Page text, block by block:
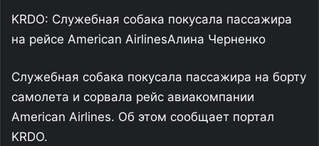
KRDO: Служебная собака покусала пассажира
на рейсе American AirlinesАлина Черненко
Служебная собака покусала пассажира на борту
самолета и сорвала рейс авиакомпании
American Airlines. Об этом сообщает портал
KRDO.